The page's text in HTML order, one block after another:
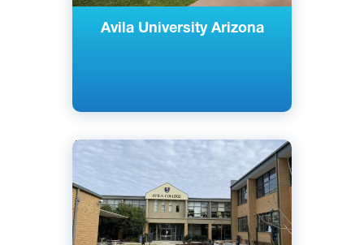
Avila University Arizona
Английский
Канзас-Сити, Миссури, США